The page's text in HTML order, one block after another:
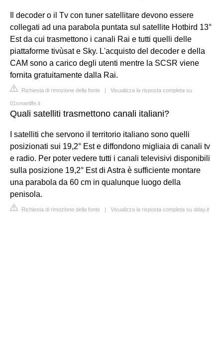
Il decoder o il Tv con tuner satellitare devono essere
collegati ad una parabola puntata sul satellite Hotbird 13°
Est da cui trasmettono i canali Rai e tutti quelli delle
piattaforme tivùsat e Sky. L'acquisto del decoder e della
CAM sono a carico degli utenti mentre la SCSR viene
fornita gratuitamente dalla Rai.
Richiesta di rimozione della fonte | Visualizza la risposta completa su
01smartlife.it
Quali satelliti trasmettono canali italiani?
I satelliti che servono il territorio italiano sono quelli
posizionati sui 19,2° Est e diffondono migliaia di canali tv
e radio. Per poter vedere tutti i canali televisivi disponibili
sulla posizione 19,2° Est di Astra è sufficiente montare
una parabola da 60 cm in qualunque luogo della
penisola.
Richiesta di rimozione della fonte | Visualizza la risposta completa su dday.it